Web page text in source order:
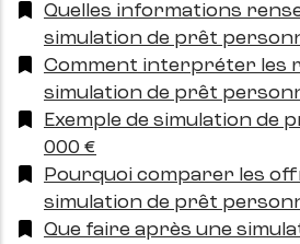
Quelles informations
simulation de prêt
Comment interpréter les
simulation de prêt
Exemple de simulation de
000 €
Pourquoi comparer les
simulation de prêt
Que faire après une